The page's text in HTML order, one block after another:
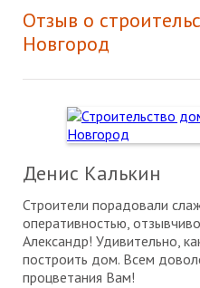
Отзыв о
Новгород
Денис Калькин
Строители порадовали
оперативностью,
Александр! Удивительно,
построить дом. Всем
процветания Вам!